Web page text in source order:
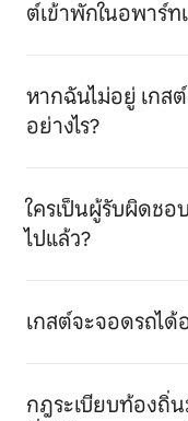
ต์เข้าพักในอพาร์ท
หากฉันไม่อยู่ เกส
อย่างไร?
ใครเป็นผู้รับผิดช
ไปแล้ว?
เกสต์จะจอดรถได้
กฎระเบียบท้องถิ่น